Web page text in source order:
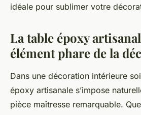
idéale pour sublimer votre
La table époxy
élément phare de la
Dans une décoration intérieure
époxy artisanale s’impose
pièce maîtresse remarquable.